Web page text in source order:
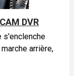
DVR
s'enclenche
arrière,